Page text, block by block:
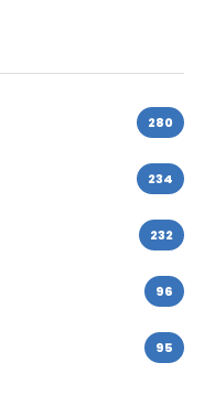
280
234
232
96
95